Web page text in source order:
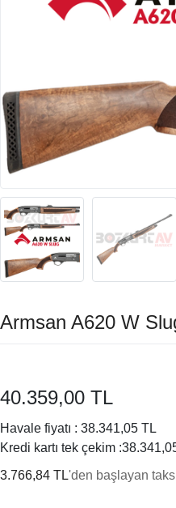
Armsan A620 W
40.359,00 TL
Havale fiyatı : 38.341,05 TL
Kredi kartı tek çekim :
3.766,84 TL'den başlayan